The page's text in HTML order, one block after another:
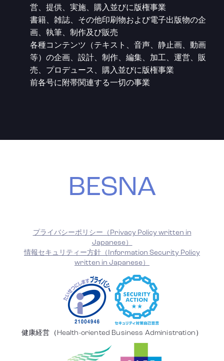
営、提供、実施、購入並びに版権事業
書籍、雑誌、その他印刷物および電子出版物の企
画、執筆、制作及び販売
各種コンテンツ（テキスト、音声、静止画、動画
等）の企画、設計、制作、編集、加工、運営、販
売、プロデュース、購入並びに版権事業
前各号に附帯関連する一切の事業
BESNA
プライバシーポリシー（Privacy Policy written in
Japanese）
情報セキュリティー方針（Information Security Policy
written in Japanese）
健康経営（Health-oriented Business Administration）